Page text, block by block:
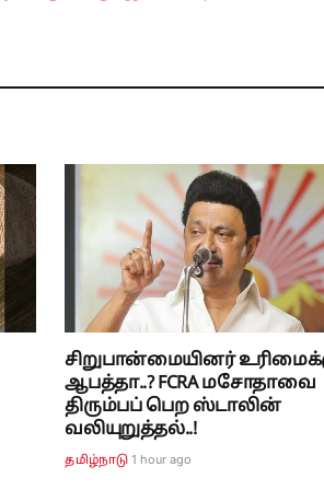
சிறுபான்மையினர்
ஆபத்தா..? FCRA மசோதாவை
திரும்பப் பெற ஸ்டாலின்
வலியுறுத்தல்..!
தமிழ்நாடு 1 hour ago